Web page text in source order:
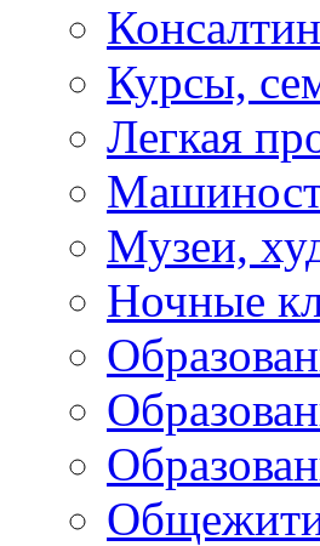
Курсы,
Легкая
Музеи,
Ночные